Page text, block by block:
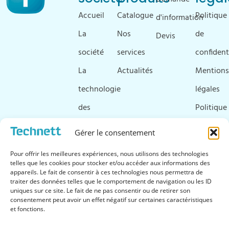
Gérer le consentement
Pour offrir les meilleures expériences, nous utilisons des technologies
telles que les cookies pour stocker et/ou accéder aux informations des
appareils. Le fait de consentir à ces technologies nous permettra de
traiter des données telles que le comportement de navigation ou les ID
uniques sur ce site. Le fait de ne pas consentir ou de retirer son
consentement peut avoir un effet négatif sur certaines caractéristiques
et fonctions.
Accueil
La
société
La
technologie
des
ultrasons
&
téléchargements
FAQ
Catalogue
Nos
services
Actualités
d'information
Devis
Politique
de
Mentions
légales
Politique